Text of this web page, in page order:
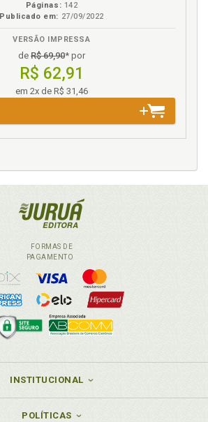
Páginas: 142
Publicado em: 27/09/2022
VERSÃO IMPRESSA
de R$ 69,90* por
R$ 62,91
em 2x de R$ 31,46
FORMAS DE
PAGAMENTO
INSTITUCIONAL
POLÍTICAS